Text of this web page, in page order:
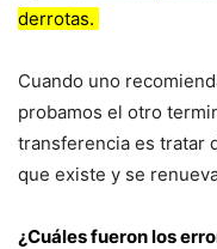
derrotas.
Cuando uno
probamos el otro
transferencia es tratar
que existe y se
¿Cuáles fueron los